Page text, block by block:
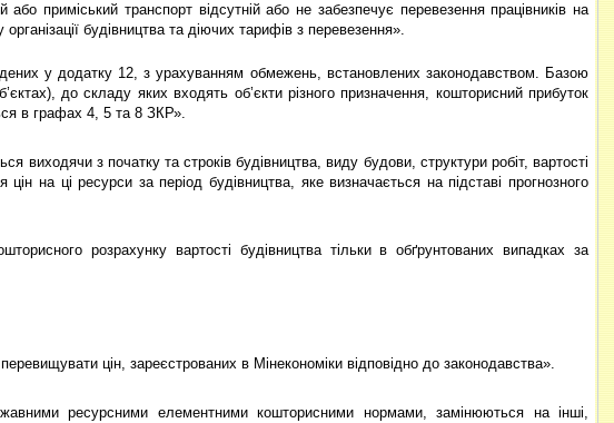
приміський транспорт відсутній або не забезпечує перевезення працівників на
будівництва та діючих тарифів з перевезення».
у додатку 12, з урахуванням обмежень, встановлених законодавством. Базою
до складу яких входять об’єкти різного призначення, кошторисний прибуток
в графах 4, 5 та 8 ЗКР».
виходячи з початку та строків будівництва, виду будови, структури робіт, вартості
на ці ресурси за період будівництва, яке визначається на підставі прогнозного
розрахунку вартості будівництва тільки в обґрунтованих випадках за
цін, зареєстрованих в Мінекономіки відповідно до законодавства».
ресурсними елементними кошторисними нормами, замінюються на інші,